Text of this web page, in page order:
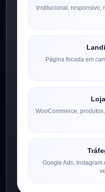
Institucional, responsivo,
Página focada em
WooCommerce,
Google Ads,